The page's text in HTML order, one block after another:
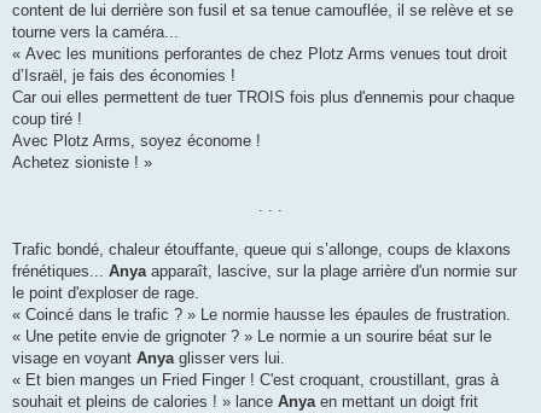
content de lui derrière son fusil et sa tenue camouflée, il se relève et se
tourne vers la caméra...
« Avec les munitions perforantes de chez Plotz Arms venues tout droit
d’Israël, je fais des économies !
Car oui elles permettent de tuer TROIS fois plus d'ennemis pour chaque
coup tiré !
Avec Plotz Arms, soyez économe !
Achetez sioniste ! »
. . .
Trafic bondé, chaleur étouffante, queue qui s’allonge, coups de klaxons
frénétiques... Anyaapparaît, lascive, sur la plage arrière d'un normie sur
le point d'exploser de rage.
« Coincé dans le trafic ? » Le normie hausse les épaules de frustration.
« Une petite envie de grignoter ? » Le normie a un sourire béat sur le
visage en voyant Anyaglisser vers lui.
« Et bien manges un Fried Finger ! C'est croquant, croustillant, gras à
souhait et pleins de calories ! » lance Anyaen mettant un doigt frit